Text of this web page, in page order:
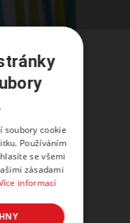
soubory cookie
Používáním
se všemi
zásadami
informací